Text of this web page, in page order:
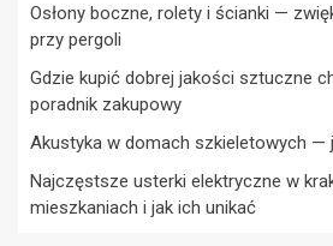
Osłony boczne, rolety i ścianki —
przy pergoli
Gdzie kupić dobrej jakości sztuczne
poradnik zakupowy
Akustyka w domach szkieletowych —
Najczęstsze usterki elektryczne w
mieszkaniach i jak ich unikać